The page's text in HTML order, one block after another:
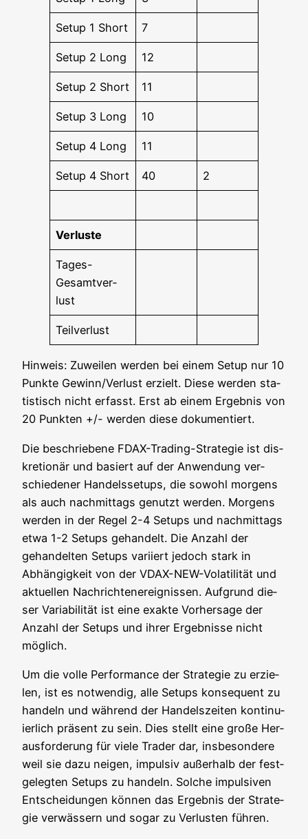
Set­up 1 Short 7
Set­up 2 Long 12
Set­up 2 Short 11
Set­up 3 Long 10
Set­up 4 Long 11
Set­up 4 Short 40 2
Ver­lus­te
Tages-
Gesamt­ver­
lust
Teil­ver­lust
Hin­weis: Zuwei­len wer­den bei einem Set­up nur 10
Punk­te Gewinn/Verlust erzielt. Die­se wer­den sta­
tis­tisch nicht erfasst. Erst ab einem Ergeb­nis von
20 Punk­ten +/- wer­den die­se dokumentiert.
Die beschrie­be­ne FDAX-Tra­ding-Stra­te­gie ist dis­
kre­tio­när und basiert auf der Anwen­dung ver­
schie­de­ner Han­dels­set­ups, die sowohl mor­gens
als auch nach­mit­tags genutzt wer­den. Mor­gens
wer­den in der Regel 2-4 Set­ups und nach­mit­tags
etwa 1-2 Set­ups gehan­delt. Die Anzahl der
gehan­del­ten Set­ups vari­iert jedoch stark in
Abhän­gig­keit von der VDAX-NEW-Vola­ti­li­tät und
aktu­el­len Nach­rich­ten­er­eig­nis­sen. Auf­grund die­
ser Varia­bi­li­tät ist eine exak­te Vor­her­sa­ge der
Anzahl der Set­ups und ihrer Ergeb­nis­se nicht
möglich.
Um die vol­le Per­for­mance der Stra­te­gie zu erzie­
len, ist es not­wen­dig, alle Set­ups kon­se­quent zu
han­deln und wäh­rend der Han­dels­zei­ten kon­ti­nu­
ier­lich prä­sent zu sein. Dies stellt eine gro­ße Her­
aus­for­de­rung für vie­le Trader dar, ins­be­son­de­re
weil sie dazu nei­gen, impul­siv außer­halb der fest­
ge­leg­ten Set­ups zu han­deln. Sol­che impul­si­ven
Ent­schei­dun­gen kön­nen das Ergeb­nis der Stra­te­
gie ver­wäs­sern und sogar zu Ver­lus­ten führen.